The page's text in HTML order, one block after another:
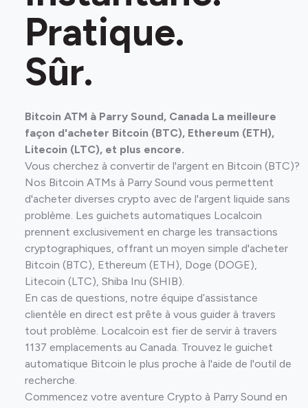
Pratique.
Sûr.
Bitcoin ATM à Parry Sound, Canada La meilleure
façon d'acheter Bitcoin (BTC), Ethereum (ETH),
Litecoin (LTC), et plus encore.
Vous cherchez à convertir de l'argent en Bitcoin (BTC)?
Nos Bitcoin ATMs à Parry Sound vous permettent
d'acheter diverses crypto avec de l'argent liquide sans
problème. Les guichets automatiques Localcoin
prennent exclusivement en charge les transactions
cryptographiques, offrant un moyen simple d'acheter
Bitcoin (BTC), Ethereum (ETH), Doge (DOGE),
Litecoin (LTC), Shiba Inu (SHIB).
En cas de questions, notre équipe d’assistance
clientèle en direct est prête à vous guider à travers
tout problème. Localcoin est fier de servir à travers
1137 emplacements au Canada. Trouvez le guichet
automatique Bitcoin le plus proche à l'aide de l'outil de
recherche.
Commencez votre aventure Crypto à Parry Sound en